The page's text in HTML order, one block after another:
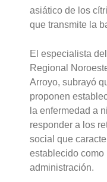
asiático de los
que transmite la
El especialista
Regional
Arroyo, subrayó
proponen
la enfermedad a
responder a los
social que
establecido como
administración.